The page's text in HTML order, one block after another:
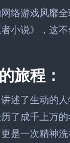
络游戏风靡
小说》，这
旅程：
述了生动的
了成千上万
是一次精神